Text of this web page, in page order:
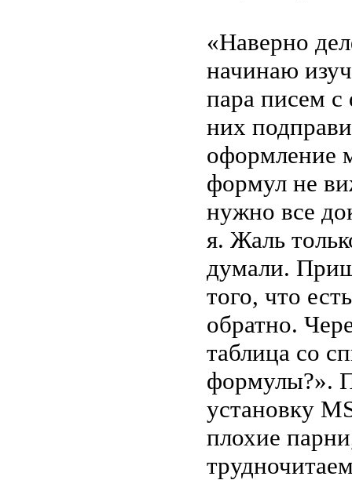
«Наверно
начинаю
пара писем
них
оформление
формул не
нужно все
я. Жаль
думали.
того, что
обратно.
таблица со
формулы?».
установку
плохие